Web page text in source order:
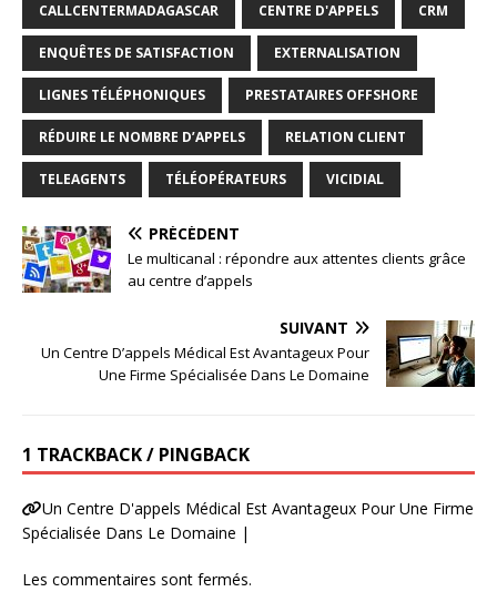
CALLCENTERMADAGASCAR CENTRE D'APPELS CRM
ENQUÊTES DE SATISFACTION EXTERNALISATION
LIGNES TÉLÉPHONIQUES PRESTATAIRES OFFSHORE
RÉDUIRE LE NOMBRE D’APPELS RELATION CLIENT
TELEAGENTS TÉLÉOPÉRATEURS VICIDIAL
PRÉCÉDENT
Le multicanal : répondre aux attentes clients grâce
au centre d’appels
SUIVANT
Un Centre D’appels Médical Est Avantageux Pour
Une Firme Spécialisée Dans Le Domaine
1 TRACKBACK / PINGBACK
Un Centre D'appels Médical Est Avantageux Pour Une Firme
Spécialisée Dans Le Domaine |
Les commentaires sont fermés.